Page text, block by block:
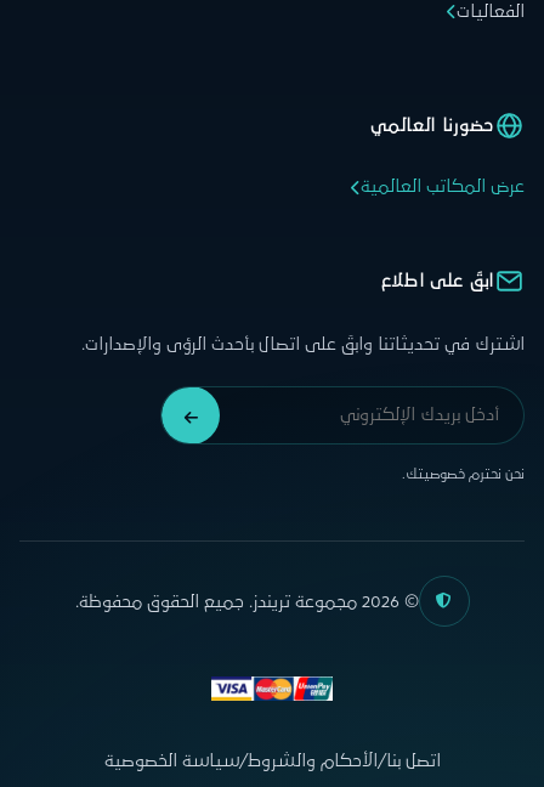
الفعاليات
حضورنا العالمي
عرض المكاتب العالمية
ابقَ على اطلاع
اشترك في تحديثاتنا وابقَ على اتصال بأحدث الرؤى والإصدارات.
نحن نحترم خصوصيتك.
© 2026 مجموعة تريندز. جميع الحقوق محفوظة.
اتصل بنا/ الأحكام والشروط/سياسة الخصوصية